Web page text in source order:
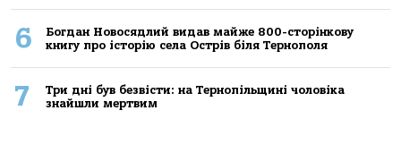
6
Богдан Новосядлий видав майже 800-сторінкову
книгу про історію села Острів біля Тернополя
7
Три дні був безвісти: на Тернопільщині чоловіка
знайшли мертвим